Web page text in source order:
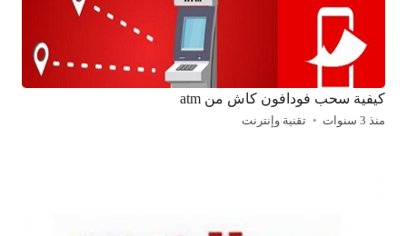
كيفية سحب فودافون كاش من atm
منذ 3 سنوات تقنية وإنترنت